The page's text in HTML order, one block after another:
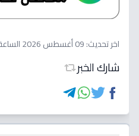
اخر تحديث:09 أغسطس 2026 الساعة 03:12 مساءاً
شارك الخبر